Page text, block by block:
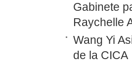
Gabinete
Raychelle
Wang Yi
de la CICA